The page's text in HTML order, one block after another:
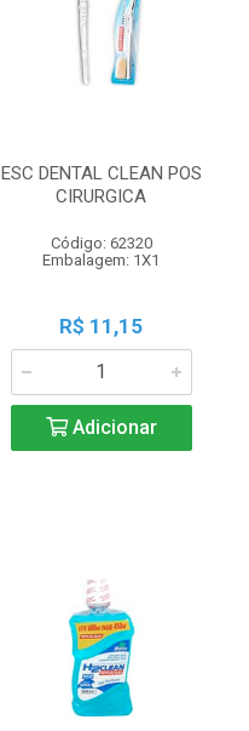
ESC DENTAL CLEAN POS
CIRURGICA
Código: 62320
Embalagem: 1X1
R$ 11,15
Adicionar